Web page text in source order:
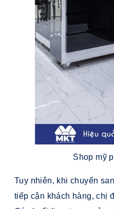
Shop mỹ
Tuy nhiên, khi chuyển
tiếp cận khách hàng, chị